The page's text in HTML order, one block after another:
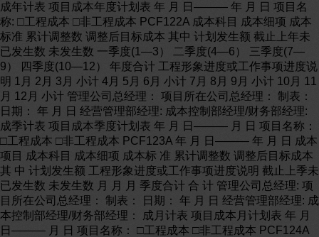
成年计表 项目成本年度计划表 年 月 日——— 年 月 日 项目名
称: □工程成本 □非工程成本 PCF122A 成本科目 成本细项 成本
标准 累计调整数 调整后目标成本 其中 计划发生额 截止上年未
已发生数 未发生数 一季度(1—3） 二季度(4—6） 三季度(7—
9） 四季度(10—12） 年度合计 工程形象进度或工作事项进度说
明 1月 2月 3月 小计 4月 5月 6月 小计 7月 8月 9月 小计 10月 11
月 12月 小计 管理公司总经理： 项目所在公司总经理： 制表：
日期： 年 月 日 经营管理部经理: 成本控制部经理/财务部经理:
成季计表 项目成本季度计划表 年 月 日——— 月 日 项目名称：
□工程成本 □非工程成本 PCF123A 年 月 日——— 年 月 日 成本
项目 成本科目 成本细项 成本标 准 累计调整数 调整后目标成本
其 中 计划发生额 工程形象进度或工作事项进度说明 截止上季未
已发生数 未发生数 月 月 月 季度合计 合 计 管理公司总经理: 项
目所在公司总经理： 制表： 日期： 年 月 日 经营管理部经理: 成
本控制部经理/财务部经理： 成月计表 项目成本月计划表 年 月
日——— 月 日 项目名称： □工程成本 □非工程成本 PCF124A